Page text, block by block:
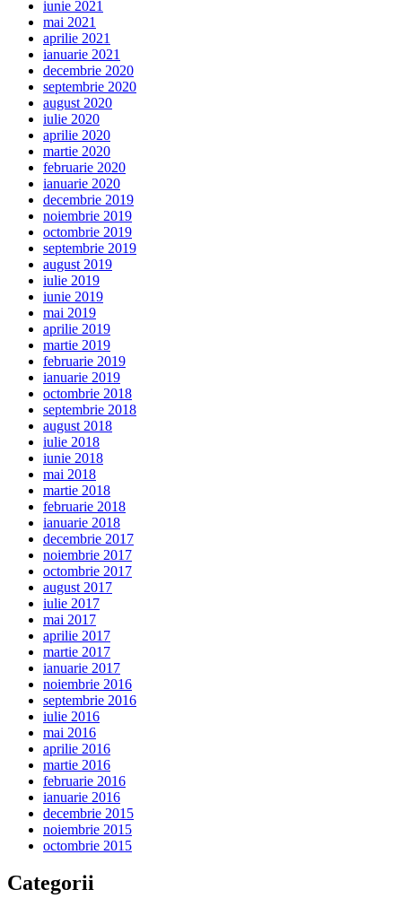
iunie 2021
mai 2021
aprilie 2021
ianuarie 2021
decembrie 2020
septembrie 2020
august 2020
iulie 2020
aprilie 2020
martie 2020
februarie 2020
ianuarie 2020
decembrie 2019
noiembrie 2019
octombrie 2019
septembrie 2019
august 2019
iulie 2019
iunie 2019
mai 2019
aprilie 2019
martie 2019
februarie 2019
ianuarie 2019
octombrie 2018
septembrie 2018
august 2018
iulie 2018
iunie 2018
mai 2018
martie 2018
februarie 2018
ianuarie 2018
decembrie 2017
noiembrie 2017
octombrie 2017
august 2017
iulie 2017
mai 2017
aprilie 2017
martie 2017
ianuarie 2017
noiembrie 2016
septembrie 2016
iulie 2016
mai 2016
aprilie 2016
martie 2016
februarie 2016
ianuarie 2016
decembrie 2015
noiembrie 2015
octombrie 2015
Categorii